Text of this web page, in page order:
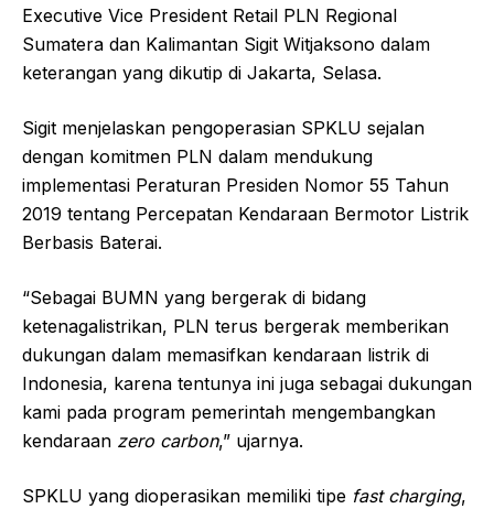
Executive Vice President Retail PLN Regional
Sumatera dan Kalimantan Sigit Witjaksono dalam
keterangan yang dikutip di Jakarta, Selasa.
Sigit menjelaskan pengoperasian SPKLU sejalan
dengan komitmen PLN dalam mendukung
implementasi Peraturan Presiden Nomor 55 Tahun
2019 tentang Percepatan Kendaraan Bermotor Listrik
Berbasis Baterai.
“Sebagai BUMN yang bergerak di bidang
ketenagalistrikan, PLN terus bergerak memberikan
dukungan dalam memasifkan kendaraan listrik di
Indonesia, karena tentunya ini juga sebagai dukungan
kami pada program pemerintah mengembangkan
kendaraan zero carbon,” ujarnya.
SPKLU yang dioperasikan memiliki tipe fast charging,